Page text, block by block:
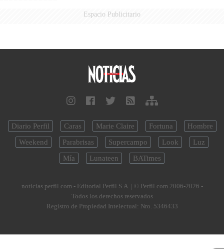
Espacio Publicitario
Diario Perfil Caras Marie Claire Fortuna
Hombre
Weekend
Parabrisas Supercampo Look
Luz
Mía
Lunateen BATimes
noticias.perfil.com - Editorial Perfil S.A. | © Perfil.com 2006-2026 -
Todos los derechos reservados
Registro de Propiedad Intelectual: Nro. 5346433